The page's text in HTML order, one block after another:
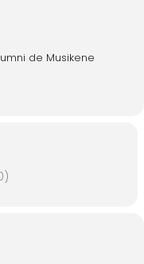
de Musikene